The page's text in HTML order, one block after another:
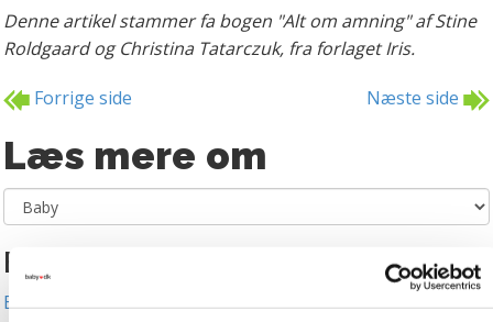
Denne artikel stammer fa bogen "Alt om amning" af Stine
Roldgaard og Christina Tatarczuk, fra forlaget Iris.
Forrige side Næste side
Læs mere om
Emner om baby
Baby